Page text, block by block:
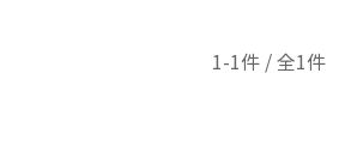
1-1件 / 全1件